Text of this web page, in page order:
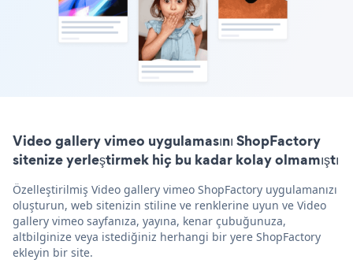
Video gallery vimeo uygulamasını ShopFactory
sitenize yerleştirmek hiç bu kadar kolay olmamıştı
Özelleştirilmiş Video gallery vimeo ShopFactory uygulamanızı
oluşturun, web sitenizin stiline ve renklerine uyun ve Video
gallery vimeo sayfanıza, yayına, kenar çubuğunuza,
altbilginize veya istediğiniz herhangi bir yere ShopFactory
ekleyin bir site.